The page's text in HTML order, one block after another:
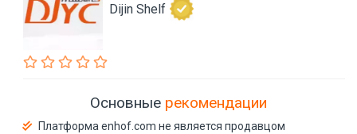
Dijin Shelf
Основные рекомендации
Платформа enhof.com не является продавцом